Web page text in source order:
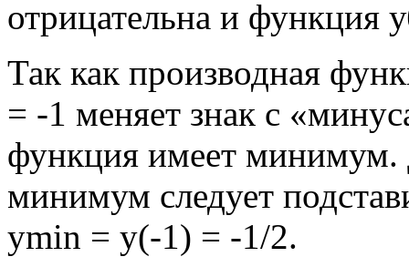
отрицательна и функция
Так как производная
= -1 меняет знак с
функция имеет минимум.
минимум следует
ymin = y(-1) = -1/2.